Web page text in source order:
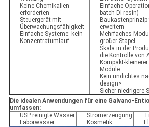
Keine Chemikalien
erforderten
Steuergerät mit
Überwachungsfähigkeit
Einfache Systeme: kein
Konzentratumlauf
Einfache
batch DI resin)
Baukastenprinzip
erweitern
Mehrfaches
großer Stapel
Skala in der
die Kontrolle von
Kompakt-
Module
Kein undichtes
design>
Sicher-niedrigere
Die idealen Anwendungen für eine Galvano-
umfassen:
USP reinigte Wasser
Laborwasser
Stromerzeugung
Kosmetik